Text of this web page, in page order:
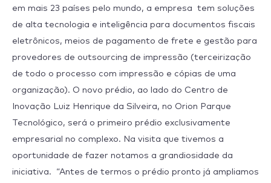
em mais 23 países pelo mundo, a empresa tem soluções
de alta tecnologia e inteligência para documentos fiscais
eletrônicos, meios de pagamento de frete e gestão para
provedores de outsourcing de impressão (terceirização
de todo o processo com impressão e cópias de uma
organização). O novo prédio, ao lado do Centro de
Inovação Luiz Henrique da Silveira, no Orion Parque
Tecnológico, será o primeiro prédio exclusivamente
empresarial no complexo. Na visita que tivemos a
oportunidade de fazer notamos a grandiosidade da
iniciativa. “Antes de termos o prédio pronto já ampliamos